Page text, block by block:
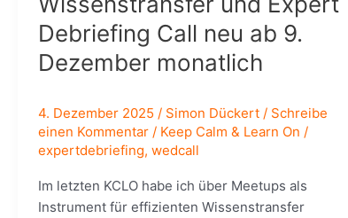
Debriefing Call neu ab 9.
Dezember monatlich
4. Dezember 2025 / Simon Dückert / Schreibe
einen Kommentar / Keep Calm & Learn On /
expertdebriefing, wedcall
Im letzten KCLO habe ich über Meetups als
Instrument für effizienten Wissenstransfer